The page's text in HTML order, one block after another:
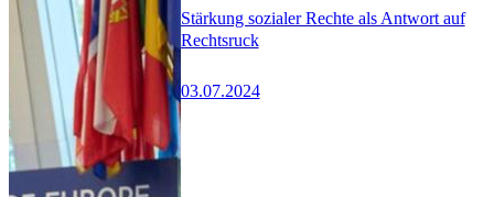
Stärkung sozialer Rechte als Antwort auf
Rechtsruck
03.07.2024